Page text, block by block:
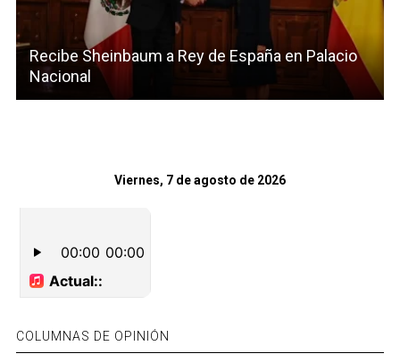
Recibe Sheinbaum a Rey de España en Palacio
Nacional
Viernes, 7 de agosto de 2026
COLUMNAS DE OPINIÓN